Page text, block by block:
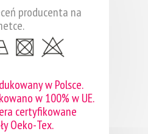
producenta na
w Polsce.
w 100% w UE.
certyfikowane
Oeko-Tex.